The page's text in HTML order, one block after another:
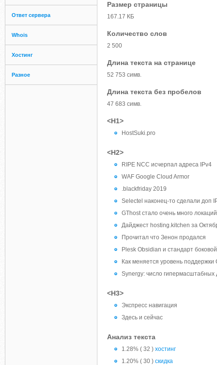
Ответ сервера
Whois
Хостинг
Разное
Размер страницы
167.17 КБ
Количество слов
2 500
Длина текста на странице
52 753 симв.
Длина текста без пробелов
47 683 симв.
<H1>
HostSuki.pro
<H2>
RIPE NCC исчерпал адреса IPv4
WAF Google Cloud Armor
.blackfriday 2019
Selectel наконец-то сделали доп
GThost стало очень много
Дайджест hosting.kitchen за
Прочитал что Зенон продался
Plesk Obsidian и стандарт
Как меняется уровень поддержки
Synergy: число гипермасштабных
<H3>
Экспресс навигация
Здесь и сейчас
Анализ текста
1.28% ( 32 ) хостинг
1.20% ( 30 ) скидка